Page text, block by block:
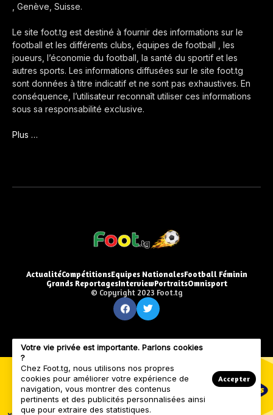
, Genève, Suisse.
Le site foot.tg est destiné à fournir des informations sur le
football et les différents clubs, équipes de football , les
joueurs, l’économie du football, la santé du sportif et les
autres sports. Les informations diffusées sur le site foot.tg
sont données à titre indicatif et ne sont pas exhaustives. En
conséquence, l’utilisateur reconnaît utiliser ces informations
sous sa responsabilité exclusive.
Plus …
ActualitéCompétitionsEquipes NationalesFootball Féminin
Grands ReportagesInterviewPortraitsOmnisport
© Copyright 2023 Foot.tg
Votre vie privée est importante. Parlons cookies
?
Chez Foot.tg, nous utilisons nos propres
cookies pour améliorer votre expérience de
navigation, vous montrer des contenus
pertinents et des publicités personnalisées ainsi
que pour extraire des statistiques.
Accepter